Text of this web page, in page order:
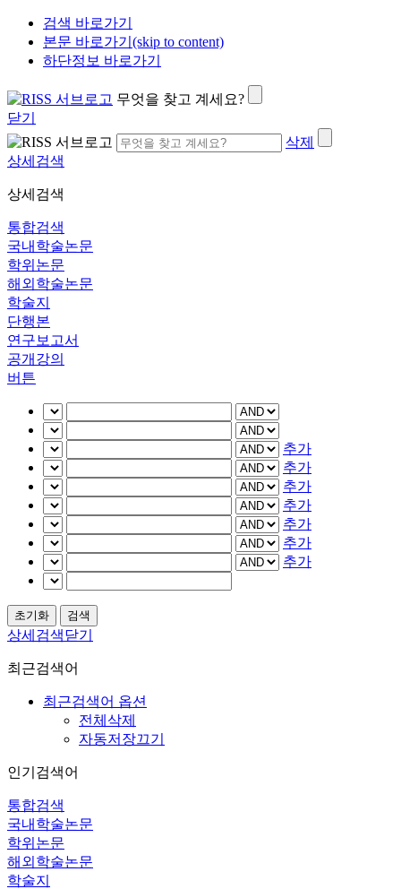
검색 바로가기
본문 바로가기(skip to content)
하단정보 바로가기
무엇을 찾고 계세요?
닫기
삭제
상세검색
상세검색
통합검색
국내학술논문
학위논문
해외학술논문
학술지
단행본
연구보고서
공개강의
버튼
추가
추가
추가
추가
추가
추가
추가
상세검색닫기
최근검색어
최근검색어 옵션
전체삭제
자동저장끄기
인기검색어
통합검색
국내학술논문
학위논문
해외학술논문
학술지